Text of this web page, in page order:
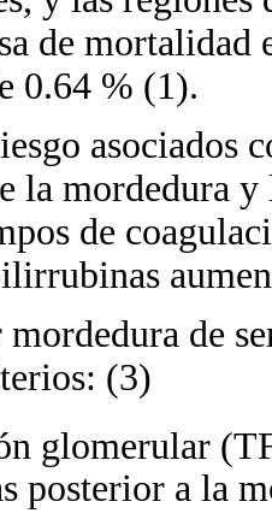
de mortalidad
0.64 % (1).
asociados
la mordedura
de
de
(3)
glomerular
posterior a la